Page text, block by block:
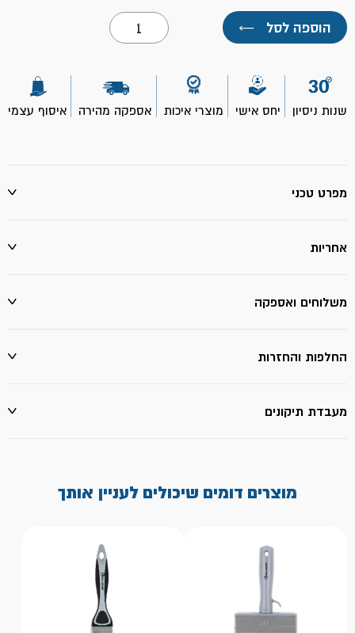
הוספה לסל ←
כמות
של
מברשת
4"-
ROLLINGDOG
שנות ניסיון
יחס אישי מוצרי איכות אספקה מהירה איסוף עצמי
מפרט טכני
אחריות
משלוחים ואספקה
החלפות והחזרות
מעבדת תיקונים
מוצרים דומים שיכולים לעניין אותך